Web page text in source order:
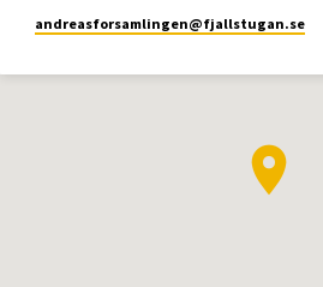
andreasforsamlingen​@fjallstugan.se